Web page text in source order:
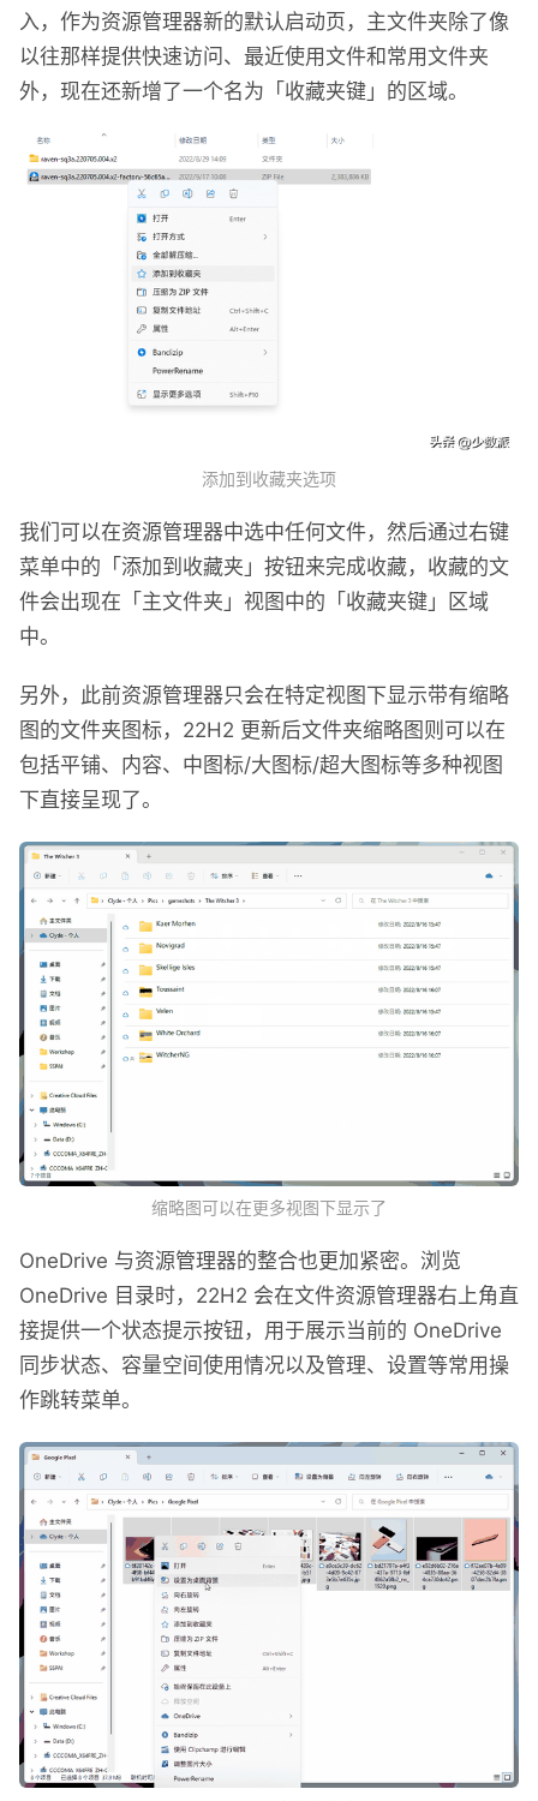
入，作为资源管理器新的默认启动页，主文件夹除了像
以往那样提供快速访问、最近使用文件和常用文件夹
外，现在还新增了一个名为「收藏夹键」的区域。
添加到收藏夹选项
我们可以在资源管理器中选中任何文件，然后通过右键
菜单中的「添加到收藏夹」按钮来完成收藏，收藏的文
件会出现在「主文件夹」视图中的「收藏夹键」区域
中。
另外，此前资源管理器只会在特定视图下显示带有缩略
图的文件夹图标，22H2 更新后文件夹缩略图则可以在
包括平铺、内容、中图标/大图标/超大图标等多种视图
下直接呈现了。
缩略图可以在更多视图下显示了
OneDrive 与资源管理器的整合也更加紧密。浏览
OneDrive 目录时，22H2 会在文件资源管理器右上角直
接提供一个状态提示按钮，用于展示当前的 OneDrive
同步状态、容量空间使用情况以及管理、设置等常用操
作跳转菜单。